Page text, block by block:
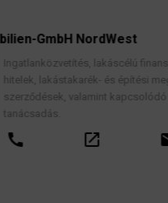
finanszírozási
és építési megtakarítási
kapcsolódó pénzügyi